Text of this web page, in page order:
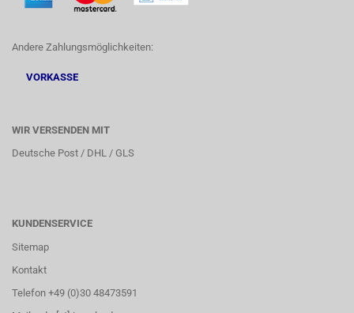
Andere Zahlungsmöglichkeiten:
VORKASSE
WIR VERSENDEN MIT
Deutsche Post / DHL / GLS
KUNDENSERVICE
Sitemap
Kontakt
Telefon +49 (0)30 48473591